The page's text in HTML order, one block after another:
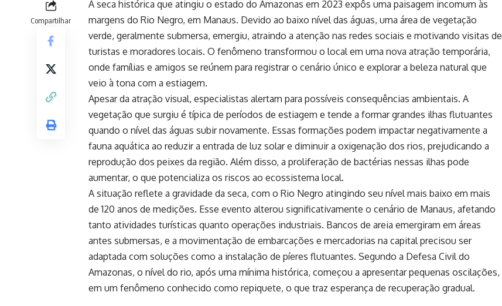
Compartilhar
A seca histórica que atingiu o estado do Amazonas em 2023 expôs uma paisagem incomum às
margens do Rio Negro, em Manaus. Devido ao baixo nível das águas, uma área de vegetação
verde, geralmente submersa, emergiu, atraindo a atenção nas redes sociais e motivando visitas de
turistas e moradores locais. O fenômeno transformou o local em uma nova atração temporária,
onde famílias e amigos se reúnem para registrar o cenário único e explorar a beleza natural que
veio à tona com a estiagem.
Apesar da atração visual, especialistas alertam para possíveis consequências ambientais. A
vegetação que surgiu é típica de períodos de estiagem e tende a formar grandes ilhas flutuantes
quando o nível das águas subir novamente. Essas formações podem impactar negativamente a
fauna aquática ao reduzir a entrada de luz solar e diminuir a oxigenação dos rios, prejudicando a
reprodução dos peixes da região. Além disso, a proliferação de bactérias nessas ilhas pode
aumentar, o que potencializa os riscos ao ecossistema local.
A situação reflete a gravidade da seca, com o Rio Negro atingindo seu nível mais baixo em mais
de 120 anos de medições. Esse evento alterou significativamente o cenário de Manaus, afetando
tanto atividades turísticas quanto operações industriais. Bancos de areia emergiram em áreas
antes submersas, e a movimentação de embarcações e mercadorias na capital precisou ser
adaptada com soluções como a instalação de píeres flutuantes. Segundo a Defesa Civil do
Amazonas, o nível do rio, após uma mínima histórica, começou a apresentar pequenas oscilações,
em um fenômeno conhecido como repiquete, o que traz esperança de recuperação gradual.